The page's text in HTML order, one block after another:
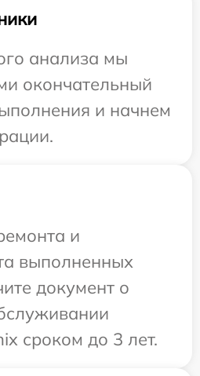
анализа мы
окончательный
и начнем
и
выполненных
документ о
сроком до 3 лет.